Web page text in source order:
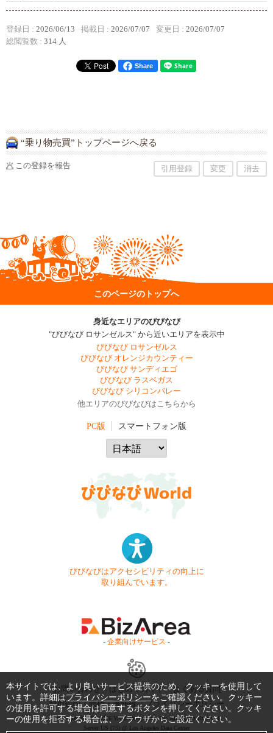
登録日 : 2026/06/13 掲載日 : 2026/07/07 変更日 : 2026/07/07
総閲覧数 : 314 人
Share
“乗り物売買”トップページへ戻る
この登録を報告 引用登録 変更 消去
このページのトップへ
身近なエリアのびびなび
"びびなび ロサンゼルス" から近いエリアを表示中
びびなび ロサンゼルス
びびなび オレンジカウンティー
びびなび サンディエゴ
びびなび ラスベガス
びびなび シリコンバレー
他エリアのびびなびはこちらから
PC版 スマートフォン版
びびなびはアクセシビリティの向上に
取り組んでいます。
- 企業向けサービス -
お問い合わせ はじめてガイド
よくある質問
利用規約
商標・著作権 プライバシーポリシー
Copyright © 1999-2026 Vivid Navigation, Inc. All Rights Reserved.
Server US (75) @ Los Angeles Data Center
本サイトでは、より良いサービス提供のため、クッキーを使用して
います。詳細はプライバシーポリシーをご確認ください。クッキー
の使用を許可する場合は同意するボタンを押してください。クッキ
ーの使用を拒否する場合は、ブラウザからご設定ください。